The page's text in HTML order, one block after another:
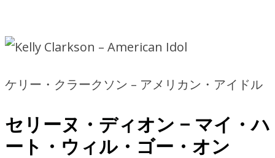
ケリー・クラークソン – アメリカン・アイドル
セリーヌ・ディオン – マイ・ハ
ート・ウィル・ゴー・オン